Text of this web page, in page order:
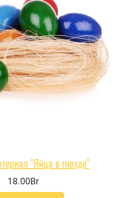
"Яйца в гнезде"
18.00Br